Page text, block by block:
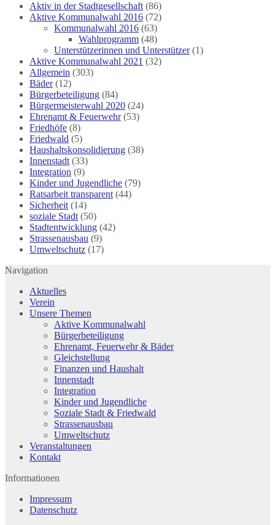
Aktiv in der Stadtgesellschaft (86)
Aktive Kommunalwahl 2016 (72)
Kommunalwahl 2016 (63)
Wahlprogramm (48)
Unterstützerinnen und Unterstützer(1)
Aktive Kommunalwahl 2021 (32)
Allgemein (303)
Bäder(12)
Bürgerbeteiligung (84)
Bürgermeisterwahl 2020 (24)
Ehrenamt & Feuerwehr(53)
Friedhöfe (8)
Friedwald (5)
Haushaltskonsolidierung (38)
Innenstadt (33)
Integration (9)
Kinder und Jugendliche (79)
Ratsarbeit transparent (44)
Sicherheit (14)
soziale Stadt (50)
Stadtentwicklung (42)
Strassenausbau (9)
Umweltschutz (17)
Navigation
Aktuelles
Verein
Unsere Themen
Aktive Kommunalwahl
Bürgerbeteiligung
Ehrenamt, Feuerwehr & Bäder
Gleichstellung
Finanzen und Haushalt
Innenstadt
Integration
Kinder und Jugendliche
Soziale Stadt & Friedwald
Strassenausbau
Umweltschutz
Veranstaltungen
Kontakt
Informationen
Impressum
Datenschutz